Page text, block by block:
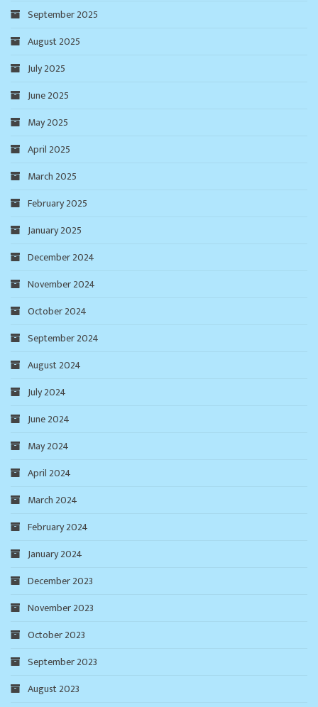
September 2025
August 2025
July 2025
June 2025
May 2025
April 2025
March 2025
February 2025
January 2025
December 2024
November 2024
October 2024
September 2024
August 2024
July 2024
June 2024
May 2024
April 2024
March 2024
February 2024
January 2024
December 2023
November 2023
October 2023
September 2023
August 2023